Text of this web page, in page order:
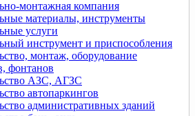
монтажная компания
материалы, инструменты
услуги
инструмент и приспособления
монтаж, оборудование
фонтанов
АЗС, АГЗС
автопаркингов
административных зданий